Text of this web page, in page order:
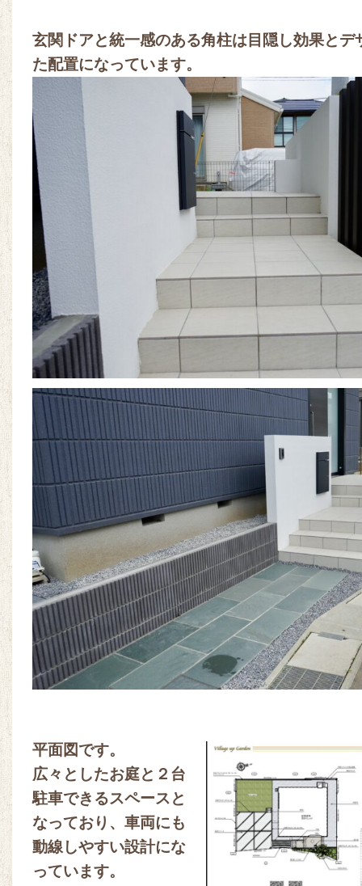
玄関ドアと統一感のある角柱は目隠し効果とデ
た配置になっています。
平面図です。
広々としたお庭と２台
駐車できるスペースと
なっており、車両にも
動線しやすい設計にな
っています。